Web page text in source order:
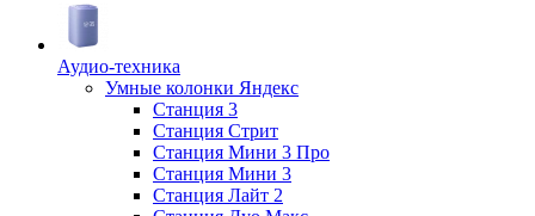
Аудио-техника
Умные колонки Яндекс
Станция 3
Станция Стрит
Станция Мини 3 Про
Станция Мини 3
Станция Лайт 2